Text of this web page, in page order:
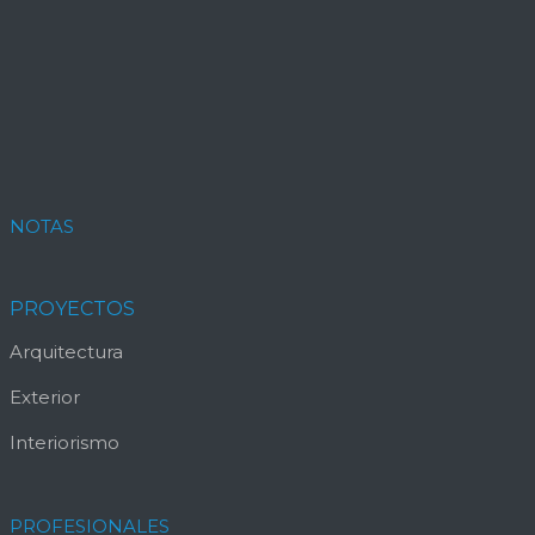
NOTAS
PROYECTOS
Arquitectura
Exterior
Interiorismo
PROFESIONALES